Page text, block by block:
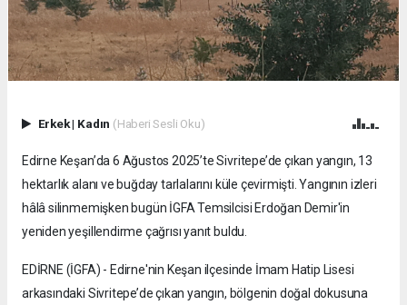
Erkek| Kadın (Haberi Sesli Oku)
Edirne Keşan’da 6 Ağustos 2025’te Sivritepe’de çıkan yangın, 13
hektarlık alanı ve buğday tarlalarını küle çevirmişti. Yangının izleri
hâlâ silinmemişken bugün İGFA Temsilcisi Erdoğan Demir'in
yeniden yeşillendirme çağrısı yanıt buldu.
EDİRNE (İGFA) - Edirne'nin Keşan ilçesinde İmam Hatip Lisesi
arkasındaki Sivritepe’de çıkan yangın, bölgenin doğal dokusuna